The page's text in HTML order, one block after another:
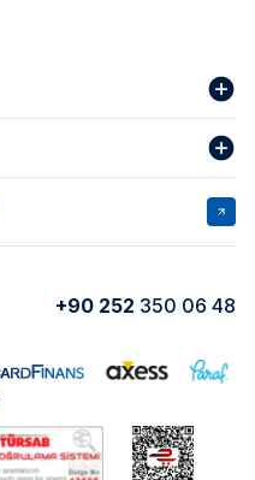
Hesapları
Kiralarım
SLAY 1
MERT
ADRIMA 1
ZEYTİN DALI
+90 252 350 06 48